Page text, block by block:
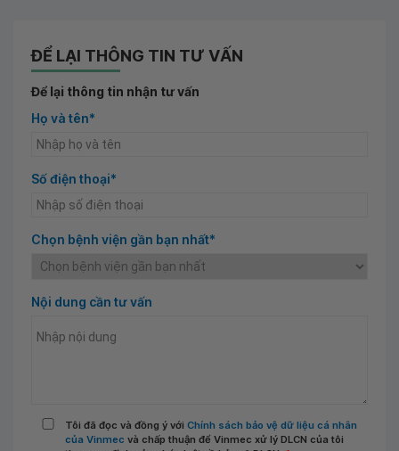
ĐỂ LẠI THÔNG TIN TƯ VẤN
Để lại thông tin nhận tư vấn
Họ và tên*
Số điện thoại*
Chọn bệnh viện gần bạn nhất*
Nội dung cần tư vấn
Tôi đã đọc và đồng ý với Chính sách bảo vệ dữ liệu cá nhân
của Vinmec và chấp thuận để Vinmec xử lý DLCN của tôi